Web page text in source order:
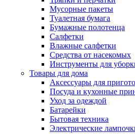
Мусорные пакеты
Туалетная бумага
Бумажные полотенца
Салфетки
Влажные салфетки
Средства от насекомых
Инструменты для
Товары для дома
Аксессуары для
Посуда и кухонные
Уход за одеждой
Батарейки
Бытовая техника
Электрические